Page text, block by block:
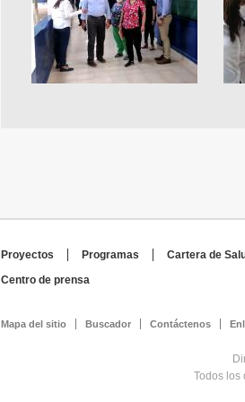
Proyectos Programas Cartera de
Centro de prensa
Mapa del sitio Buscador Contáctenos
Todos los